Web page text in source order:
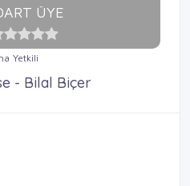
ÜYE
Yetkili
- Bilal Biçer